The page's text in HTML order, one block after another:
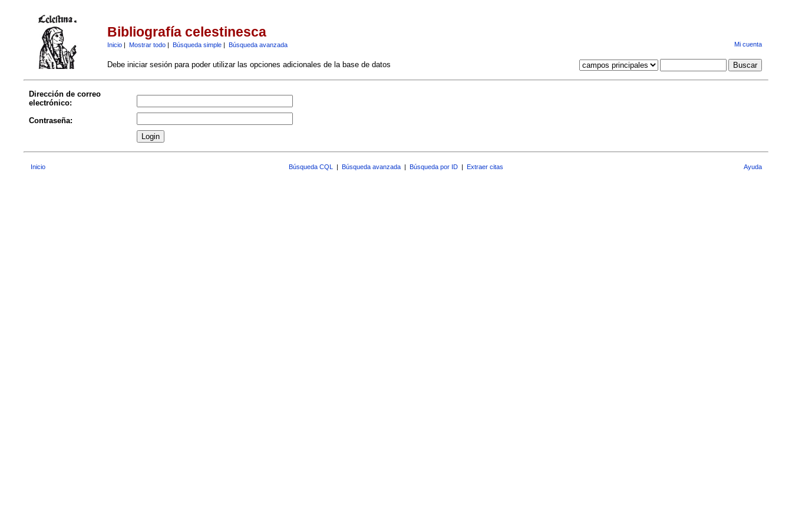
Bibliografía celestinesca
Inicio| Mostrar todo| Búsqueda simple| Búsqueda avanzada Mi cuenta
Debe iniciar sesión para poder utilizar las opciones adicionales de la base de datos
Dirección de correo
electrónico:
Contraseña:
Inicio Búsqueda CQL | Búsqueda avanzada | Búsqueda por ID | Extraer citas Ayuda